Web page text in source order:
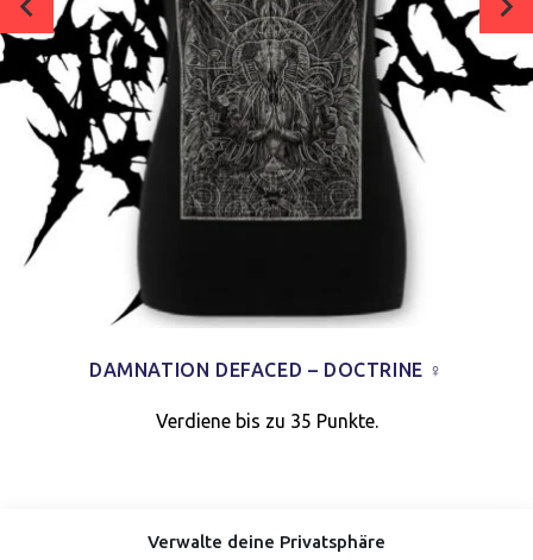
Verwalte deine Privatsphäre
DAMNATION DEFACED – DOCTRINE ♀
Verdiene bis zu 35 Punkte.